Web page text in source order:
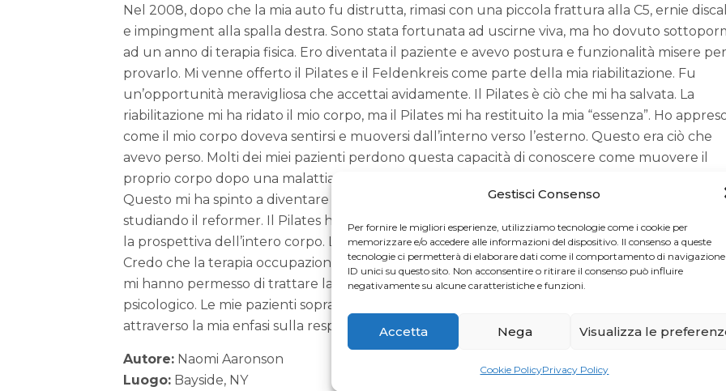
Gestisci Consenso
Per fornire le migliori esperienze, utilizziamo tecnologie come i cookie per
memorizzare e/o accedere alle informazioni del dispositivo. Il consenso a queste
tecnologie ci permetterà di elaborare dati come il comportamento di
ID unici su questo sito. Non acconsentire o ritirare il consenso può influire
negativamente su alcune caratteristiche e funzioni.
Accetta Nega Visualizza le
Cookie PolicyPrivacy Policy
Nel 2008, dopo che la mia auto fu distrutta, rimasi con una piccola frattura alla C5, ernie
e impingment alla spalla destra. Sono stata fortunata ad uscirne viva, ma ho dovuto
ad un anno di terapia fisica. Ero diventata il paziente e avevo postura e funzionalità misere per
provarlo. Mi venne offerto il Pilates e il Feldenkreis come parte della mia riabilitazione. Fu
un’opportunità meravigliosa che accettai avidamente. Il Pilates è ciò che mi ha salvata. La
riabilitazione mi ha ridato il mio corpo, ma il Pilates mi ha restituito la mia “essenza”. Ho
come il mio corpo doveva sentirsi e muoversi dall’interno verso l’esterno. Questo era ciò che
avevo perso. Molti dei miei pazienti perdono questa capacità di conoscere come muovere il
proprio corpo dopo una malattia o un infortunio. Il Pilates è la strada per ritornare.
Questo mi ha spinto a diventare un insegnante di Matwork e Fletcher Towel Work. Ora sto
studiando il reformer. Il Pilates ha cambiato il mio approccio alla riabilitazione poiché enfatizza
la prospettiva dell’intero corpo. La mia specializzazione ora è la riabilitazione dal tumore al
Credo che la terapia occupazionale e il Pilates siano l’allenamento perfetto dato che
mi hanno permesso di trattare la persona intera da un punto di vista fisico, spirituale e
psicologico. Le mie pazienti sopravvissute al tumore al seno hanno tratto grande vantaggio
attraverso la mia enfasi sulla respirazione toracica con l’apertura del petto e della schiena.
Autore: Naomi Aaronson
Luogo: Bayside, NY